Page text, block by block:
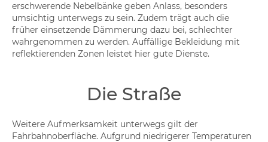
erschwerende Nebelbänke geben Anlass, besonders
umsichtig unterwegs zu sein. Zudem trägt auch die
früher einsetzende Dämmerung dazu bei, schlechter
wahrgenommen zu werden. Auffällige Bekleidung mit
reflektierenden Zonen leistet hier gute Dienste.
Die Straße
Weitere Aufmerksamkeit unterwegs gilt der
Fahrbahnoberfläche. Aufgrund niedrigerer Temperaturen